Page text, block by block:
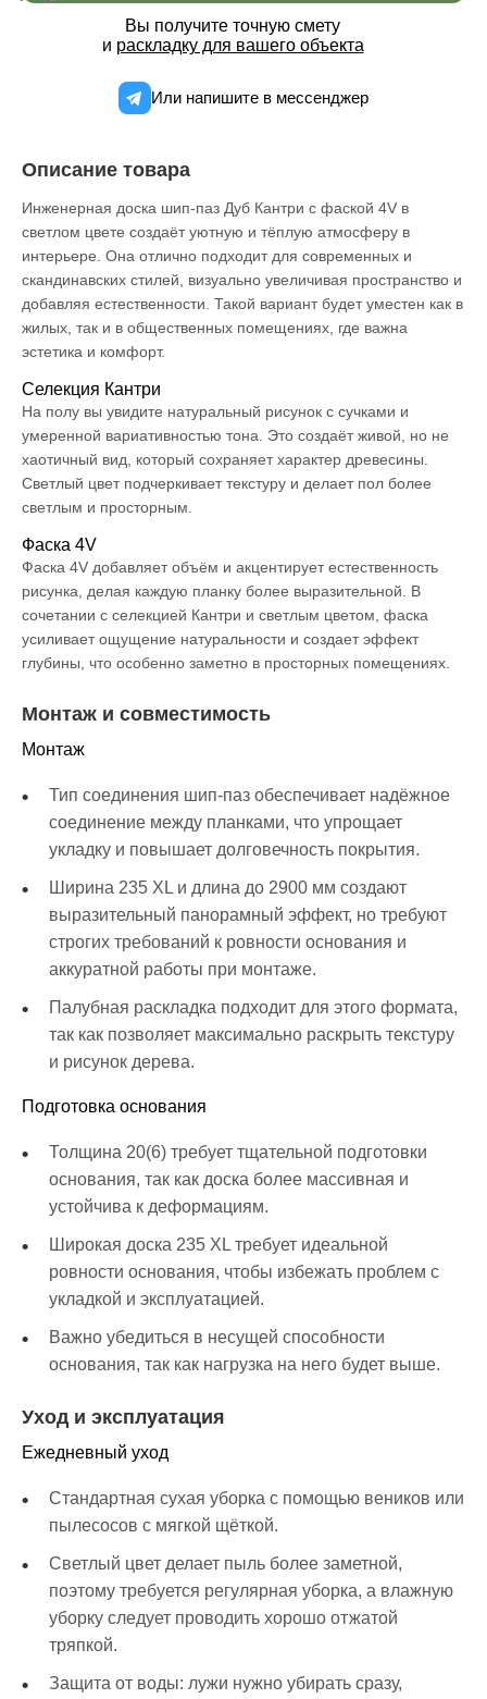
Вы получите точную смету
и раскладку для вашего объекта
Или напишите в мессенджер
Описание товара
Инженерная доска шип-паз Дуб Кантри с фаской 4V в
светлом цвете создаёт уютную и тёплую атмосферу в
интерьере. Она отлично подходит для современных и
скандинавских стилей, визуально увеличивая пространство и
добавляя естественности. Такой вариант будет уместен как в
жилых, так и в общественных помещениях, где важна
эстетика и комфорт.
Селекция Кантри
На полу вы увидите натуральный рисунок с сучками и
умеренной вариативностью тона. Это создаёт живой, но не
хаотичный вид, который сохраняет характер древесины.
Светлый цвет подчеркивает текстуру и делает пол более
светлым и просторным.
Фаска 4V
Фаска 4V добавляет объём и акцентирует естественность
рисунка, делая каждую планку более выразительной. В
сочетании с селекцией Кантри и светлым цветом, фаска
усиливает ощущение натуральности и создает эффект
глубины, что особенно заметно в просторных помещениях.
Монтаж и совместимость
Монтаж
Тип соединения шип-паз обеспечивает надёжное
соединение между планками, что упрощает
укладку и повышает долговечность покрытия.
Ширина 235 XL и длина до 2900 мм создают
выразительный панорамный эффект, но требуют
строгих требований к ровности основания и
аккуратной работы при монтаже.
Палубная раскладка подходит для этого формата,
так как позволяет максимально раскрыть текстуру
и рисунок дерева.
Подготовка основания
Толщина 20(6) требует тщательной подготовки
основания, так как доска более массивная и
устойчива к деформациям.
Широкая доска 235 XL требует идеальной
ровности основания, чтобы избежать проблем с
укладкой и эксплуатацией.
Важно убедиться в несущей способности
основания, так как нагрузка на него будет выше.
Уход и эксплуатация
Ежедневный уход
Стандартная сухая уборка с помощью веников или
пылесосов с мягкой щёткой.
Светлый цвет делает пыль более заметной,
поэтому требуется регулярная уборка, а влажную
уборку следует проводить хорошо отжатой
тряпкой.
Защита от воды: лужи нужно убирать сразу,